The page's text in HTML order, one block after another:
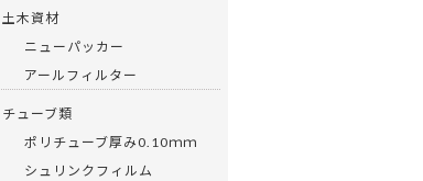
土木資材
ニューパッカー
アールフィルター
チューブ類
ポリチューブ厚み0.10ｍｍ
シュリンクフィルム